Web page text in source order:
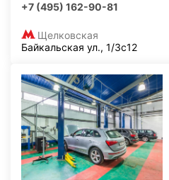
+7 (495) 162-90-81
Щелковская
Байкальская ул., 1/3с12